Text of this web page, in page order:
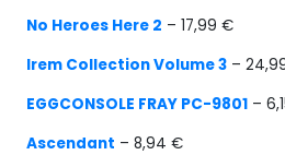
No Heroes Here 2 – 17,99 €
Irem Collection Volume 3 –
EGGCONSOLE FRAY PC-9801 –
Ascendant – 8,94 €